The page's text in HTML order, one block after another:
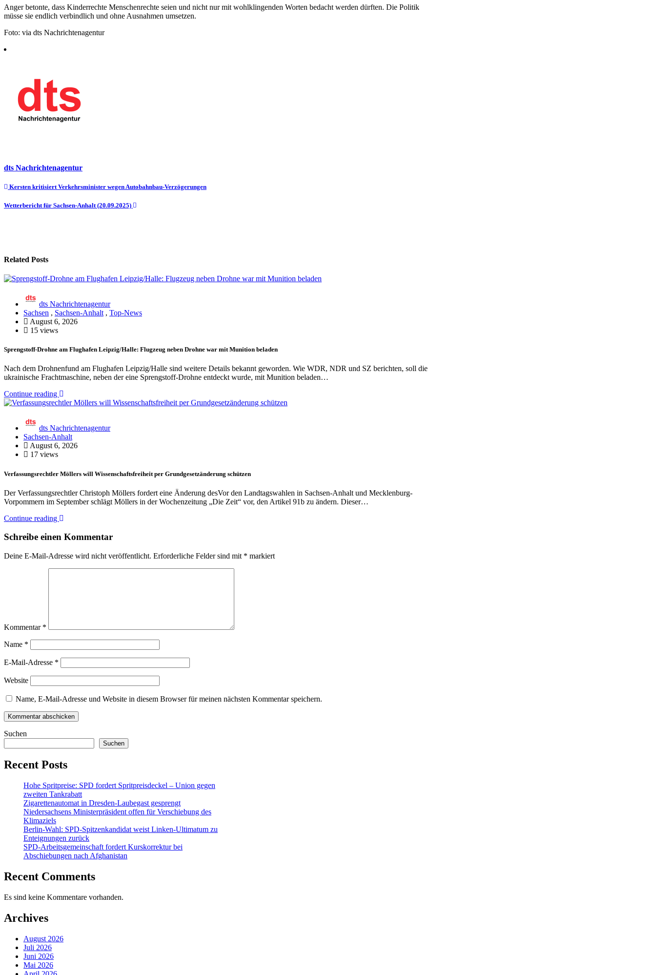
Anger betonte, dass Kinderrechte Menschenrechte seien und nicht nur mit wohlklingenden Worten bedacht werden dürften. Die Politik
müsse sie endlich verbindlich und ohne Ausnahmen umsetzen.
Foto: via dts Nachrichtenagentur
dts Nachrichtenagentur
Beitragsnavigation
Kersten kritisiert Verkehrsminister wegen Autobahnbau-Verzögerungen
Wetterbericht für Sachsen-Anhalt (20.09.2025)
Related Posts
dts Nachrichtenagentur
Sachsen , Sachsen-Anhalt , Top-News
August 6, 2026
15 views
Sprengstoff-Drohne am Flughafen Leipzig/Halle: Flugzeug neben Drohne war mit Munition beladen
Nach dem Drohnenfund am Flughafen Leipzig/Halle sind weitere Details bekannt geworden. Wie WDR, NDR und SZ berichten, soll die
ukrainische Frachtmaschine, neben der eine Sprengstoff-Drohne entdeckt wurde, mit Munition beladen…
Continue reading
dts Nachrichtenagentur
Sachsen-Anhalt
August 6, 2026
17 views
Verfassungsrechtler Möllers will Wissenschaftsfreiheit per Grundgesetzänderung schützen
Der Verfassungsrechtler Christoph Möllers fordert eine Änderung desVor den Landtagswahlen in Sachsen-Anhalt und Mecklenburg-
Vorpommern im September schlägt Möllers in der Wochenzeitung „Die Zeit“ vor, den Artikel 91b zu ändern. Dieser…
Continue reading
Schreibe einen Kommentar
Deine E-Mail-Adresse wird nicht veröffentlicht. Erforderliche Felder sind mit * markiert
Kommentar *
Name *
E-Mail-Adresse *
Website
Name, E-Mail-Adresse und Website in diesem Browser für meinen nächsten Kommentar speichern.
Suchen
Suchen
Recent Posts
Hohe Spritpreise: SPD fordert Spritpreisdeckel – Union gegen
zweiten Tankrabatt
Zigarettenautomat in Dresden-Laubegast gesprengt
Niedersachsens Ministerpräsident offen für Verschiebung des
Klimaziels
Berlin-Wahl: SPD-Spitzenkandidat weist Linken-Ultimatum zu
Enteignungen zurück
SPD-Arbeitsgemeinschaft fordert Kurskorrektur bei
Abschiebungen nach Afghanistan
Recent Comments
Es sind keine Kommentare vorhanden.
Archives
August 2026
Juli 2026
Juni 2026
Mai 2026